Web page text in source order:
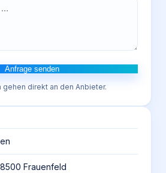
Anfrage senden
gehen direkt an den Anbieter.
Frauenfeld